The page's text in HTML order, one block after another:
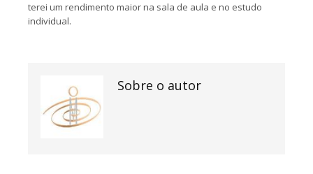
terei um rendimento maior na sala de aula e no estudo
individual.
Sobre o autor